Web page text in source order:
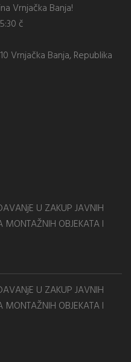
Vrnjačka Banja!
č
Vrnjačka Banja, Republika
U ZAKUP JAVNIH
MONTAŽNIH OBJEKATA I
U ZAKUP JAVNIH
MONTAŽNIH OBJEKATA I